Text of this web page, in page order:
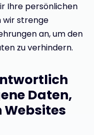
Ihre persönlichen
wir strenge
an, um den
zu verhindern.
Daten,
Websites